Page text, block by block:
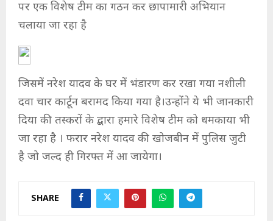
पर एक विशेष टीम का गठन कर छापामारी अभियान
चलाया जा रहा है
जिसमें नरेश यादव के घर में भंडारण कर रखा गया नशीली
दवा चार कार्टून बरामद किया गया है।उन्होंने ये भी जानकारी
दिया की तस्करों के द्बारा हमारे विशेष टीम को धमकाया भी
जा रहा है । फरार नरेश यादव की खोजबीन में पुलिस जुटी
है जो जल्द ही गिरफ्त में आ जायेगा।
SHARE